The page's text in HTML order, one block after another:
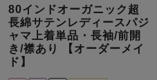
80インドオーガニック超
長綿サテンレディースパジ
ャマ上着単品・長袖/前開
き/襟あり 【オーダーメイ
ド】